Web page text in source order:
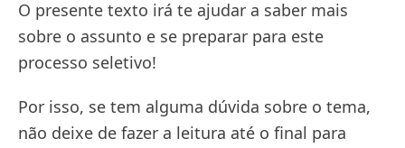
O presente texto irá te ajudar a saber mais
sobre o assunto e se preparar para este
processo seletivo!
Por isso, se tem alguma dúvida sobre o tema,
não deixe de fazer a leitura até o final para